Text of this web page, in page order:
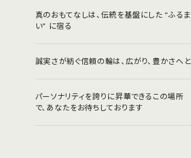
真のおもてなしは、伝統を基盤にした “ふるま
い” に宿る
誠実さが紡ぐ信頼の輪は、広がり、豊かさへと
パーソナリティを誇りに昇華できるこの場所
で、あなたをお待ちしております